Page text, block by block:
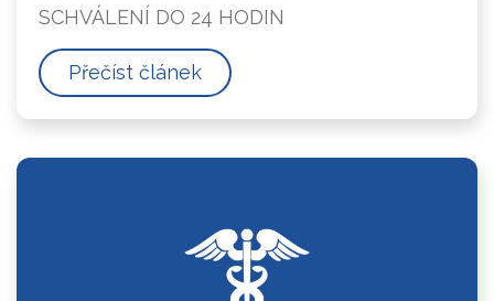
SCHVÁLENÍ DO 24 HODIN
Přečíst článek